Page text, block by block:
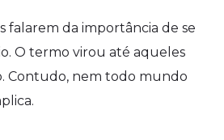
falarem da importância de se
O termo virou até aqueles
Contudo, nem todo mundo